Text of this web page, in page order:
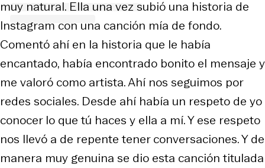
muy natural. Ella una vez subió una historia de
Instagram con una canción mía de fondo.
Comentó ahí en la historia que le había
encantado, había encontrado bonito el mensaje y
me valoró como artista. Ahí nos seguimos por
redes sociales. Desde ahí había un respeto de yo
conocer lo que tú haces y ella a mí. Y ese respeto
nos llevó a de repente tener conversaciones. Y de
manera muy genuina se dio esta canción titulada